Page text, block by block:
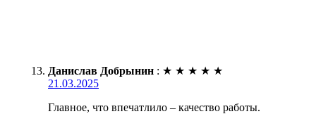
Данислав Добрынин : ★ ★ ★ ★ ★
21.03.2025
Главное, что впечатлило – качество работы.